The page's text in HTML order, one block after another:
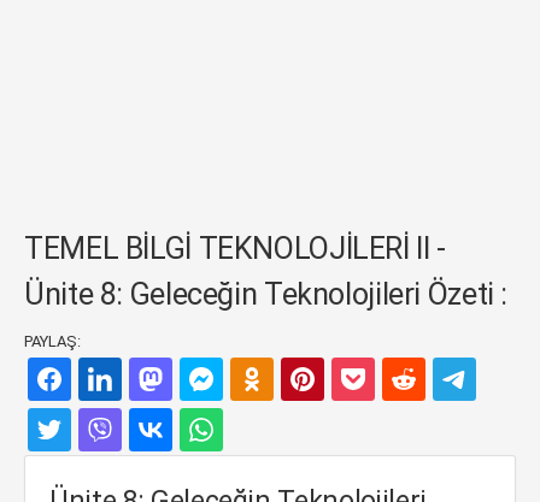
TEMEL BİLGİ TEKNOLOJİLERİ II -
Ünite 8: Geleceğin Teknolojileri Özeti :
PAYLAŞ: